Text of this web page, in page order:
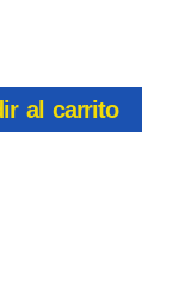
al carrito